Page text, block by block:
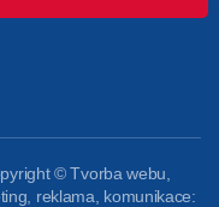
© Tvorba webu,
reklama, komunikace: